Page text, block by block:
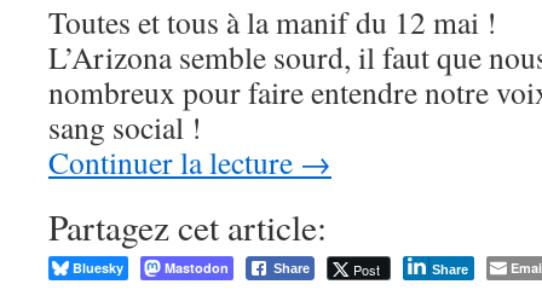
TEC
Toutes et tous à la manif du 12 mai !
L’Arizona semble sourd, il faut que
nombreux pour faire entendre notre
sang social !
Continuer la lecture →
Partagez cet article:
Bluesky Mastodon Share Post Share